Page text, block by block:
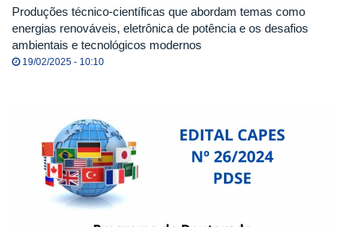
Produções técnico-científicas que abordam temas como
energias renováveis, eletrônica de potência e os desafios
ambientais e tecnológicos modernos
19/02/2025 - 10:10